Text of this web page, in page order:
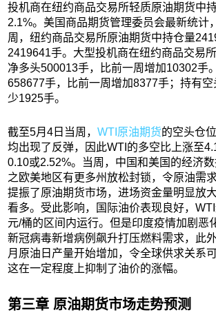
投机商在纽约商品交易所轻质原油期货中
2.1%。美国商品期货管理委员会最新统计
周，纽约商品交易所原油期货中持仓量
2419641手。大型投机商在纽约商品交易
净多头500013手，比前一周增加10302手
658677手，比前一周增加8377手；持有
少1925手。
截至5月4日当周，WTI原油期货的空头仓
均出现了反弹，因此WTI的多空比上涨至
0.10或2.52%。当周，中国和美国的经济
之欧美地区有更多州放松封锁，令原油需
提振了原油期货市场，进场资金量明显放
看多。受此影响，国际油价表现良好，
元/桶的区间内运行。但是印度疫情加剧恶
新冠病毒新增病例飙升打压燃料需求，此
月原油日产量开始增加，令全球供求关系
这在一定程度上抑制了油价的涨幅。
第三章 原油期货市场走势预测